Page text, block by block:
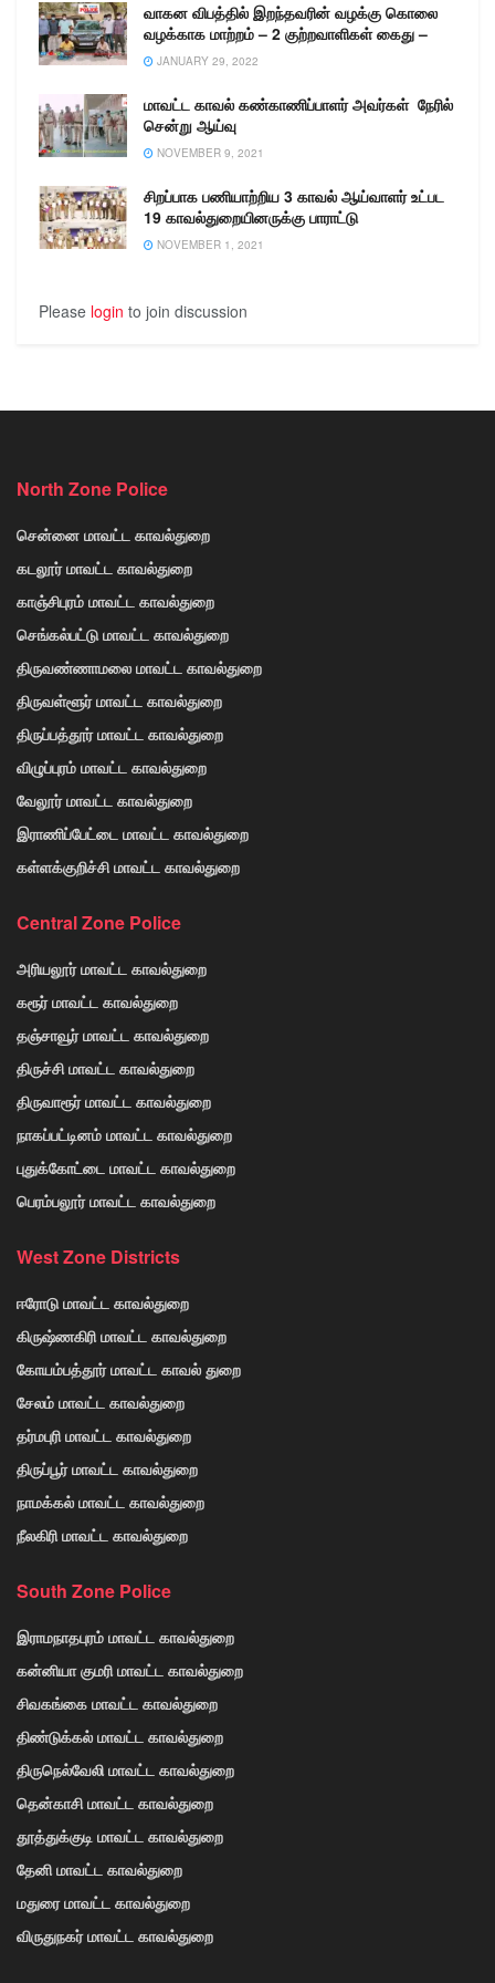
வாகன விபத்தில் இறந்தவரின் வழக்கு கொலை
வழக்காக மாற்றம் – 2 குற்றவாளிகள் கைது –
JANUARY 29, 2022
மாவட்ட காவல் கண்காணிப்பாளர் அவர்கள் நேரில்
சென்று ஆய்வு
NOVEMBER 9, 2021
சிறப்பாக பணியாற்றிய 3 காவல் ஆய்வாளர் உட்பட
19 காவல்துறையினருக்கு பாராட்டு
NOVEMBER 1, 2021
Please login to join discussion
North Zone Police
சென்னை மாவட்ட காவல்துறை
கடலூர் மாவட்ட காவல்துறை
காஞ்சிபுரம் மாவட்ட காவல்துறை
செங்கல்பட்டு மாவட்ட காவல்துறை
திருவண்ணாமலை மாவட்ட காவல்துறை
திருவள்ளூர் மாவட்ட காவல்துறை
திருப்பத்தூர் மாவட்ட காவல்துறை
விழுப்புரம் மாவட்ட காவல்துறை
வேலூர் மாவட்ட காவல்துறை
இராணிப்பேட்டை மாவட்ட காவல்துறை
கள்ளக்குறிச்சி மாவட்ட காவல்துறை
Central Zone Police
அரியலூர் மாவட்ட காவல்துறை
கரூர் மாவட்ட காவல்துறை
தஞ்சாவூர் மாவட்ட காவல்துறை
திருச்சி மாவட்ட காவல்துறை
திருவாரூர் மாவட்ட காவல்துறை
நாகப்பட்டினம் மாவட்ட காவல்துறை
புதுக்கோட்டை மாவட்ட காவல்துறை
பெரம்பலூர் மாவட்ட காவல்துறை
West Zone Districts
ஈரோடு மாவட்ட காவல்துறை
கிருஷ்ணகிரி மாவட்ட காவல்துறை
கோயம்பத்தூர் மாவட்ட காவல் துறை
சேலம் மாவட்ட காவல்துறை
தர்மபுரி மாவட்ட காவல்துறை
திருப்பூர் மாவட்ட காவல்துறை
நாமக்கல் மாவட்ட காவல்துறை
நீலகிரி மாவட்ட காவல்துறை
South Zone Police
இராமநாதபுரம் மாவட்ட காவல்துறை
கன்னியா குமரி மாவட்ட காவல்துறை
சிவகங்கை மாவட்ட காவல்துறை
திண்டுக்கல் மாவட்ட காவல்துறை
திருநெல்வேலி மாவட்ட காவல்துறை
தென்காசி மாவட்ட காவல்துறை
தூத்துக்குடி மாவட்ட காவல்துறை
தேனி மாவட்ட காவல்துறை
மதுரை மாவட்ட காவல்துறை
விருதுநகர் மாவட்ட காவல்துறை